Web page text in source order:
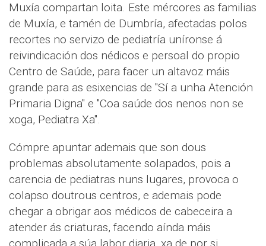
Muxía compartan loita. Este mércores as familias
de Muxía, e tamén de Dumbría, afectadas polos
recortes no servizo de pediatría uníronse á
reivindicación dos nédicos e persoal do propio
Centro de Saúde, para facer un altavoz máis
grande para as esixencias de "Sí a unha Atención
Primaria Digna" e "Coa saúde dos nenos non se
xoga, Pediatra Xa".
Cómpre apuntar ademais que son dous
problemas absolutamente solapados, pois a
carencia de pediatras nuns lugares, provoca o
colapso doutrous centros, e ademais pode
chegar a obrigar aos médicos de cabeceira a
atender ás criaturas, facendo aínda máis